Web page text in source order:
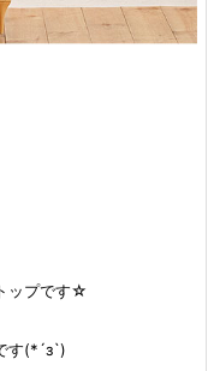
ップです☆
す(*´з`)